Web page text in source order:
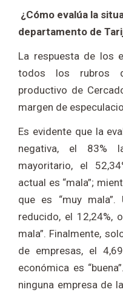
¿Cómo evalúa la
departamento de
La respuesta de los
todos los rubros
productivo de
margen de
Es evidente que la
negativa, el 83%
mayoritario, el
actual es “mala”;
que es “muy
reducido, el 12,24%,
mala”. Finalmente,
de empresas, el
económica es
ninguna empresa de